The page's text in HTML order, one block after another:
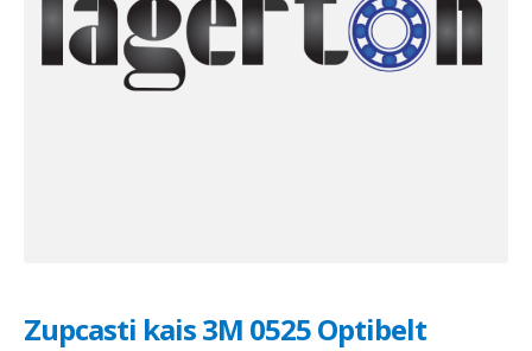
Zupcasti kais 3M 0525 Optibelt